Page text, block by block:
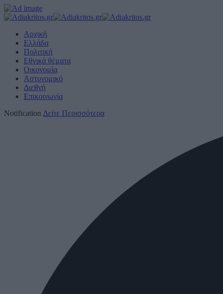
Αρχική
Ελλάδα
Πολιτική
Εθνικά θέματα
Οικονομία
Αστυνομικό
Διεθνή
Επικοινωνία
Notification Δείτε Περισσότερα